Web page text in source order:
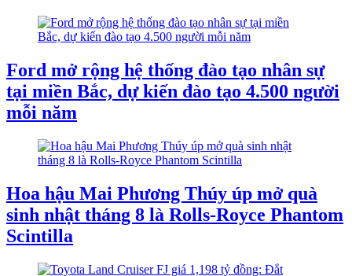
Ford mở rộng hệ thống đào tạo nhân sự
tại miền Bắc, dự kiến đào tạo 4.500 người
mỗi năm
Hoa hậu Mai Phương Thúy úp mở quà
sinh nhật tháng 8 là Rolls-Royce Phantom
Scintilla